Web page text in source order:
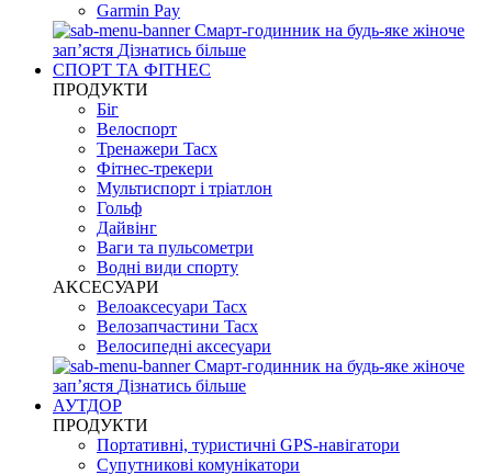
Garmin Pay
Смарт-годинник на будь-яке жіноче
запʼястя Дізнатись більше
СПОРТ ТА ФІТНЕС
ПРОДУКТИ
Біг
Велоспорт
Тренажери Tacx
Фітнес-трекери
Мультиспорт і тріатлон
Гольф
Дайвінг
Ваги та пульсометри
Водні види спорту
AKCЕСУАРИ
Велоаксесуари Tacx
Велозапчастини Tacx
Велосипедні аксесуари
Смарт-годинник на будь-яке жіноче
запʼястя Дізнатись більше
АУТДОР
ПРОДУКТИ
Портативні, туристичні GPS-навігатори
Супутникові комунікатори